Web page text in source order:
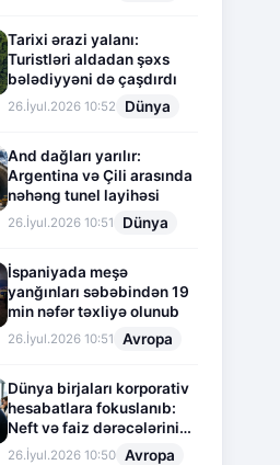
Tarixi ərazi yalanı:
Turistləri aldadan şəxs
bələdiyyəni də çaşdırdı
26.İyul.2026 10:52 Dünya
And dağları yarılır:
Argentina və Çili arasında
nəhəng tunel layihəsi
26.İyul.2026 10:51 Dünya
İspaniyada meşə
yanğınları səbəbindən 19
min nəfər təxliyə olunub
26.İyul.2026 10:51 Avropa
Dünya birjaları korporativ
hesabatlara fokuslanıb:
Neft və faiz dərəcələrinin
təsiri altında cari vəziyyət
26.İyul.2026 10:50 Avropa